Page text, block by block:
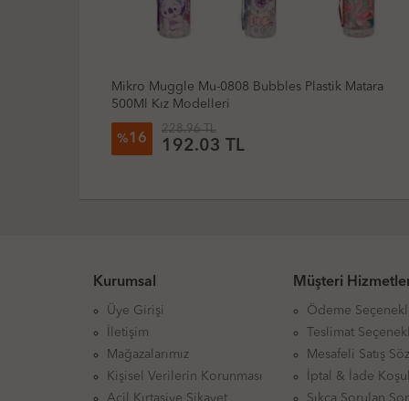
Mikro Muggle Mu-0808 Bubbles Plastik Matara
500Ml Kız Modelleri
16
228.96 TL
192.03 TL
Kurumsal
Üye Girişi
İletişim
Mağazalarımız
Kişisel Verilerin Korunması
Müşteri
Ödeme
Teslimat
Mesafeli Satış
İptal & İade